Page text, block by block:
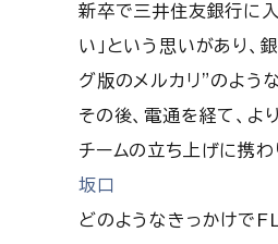
新卒で三井住友銀行に入
い」という思いがあり、
グ版のメルカリ”のよう
その後、電通を経て、よ
チームの立ち上げに携
坂口
どのようなきっかけで